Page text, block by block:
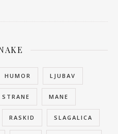
HUMOR LJUBAV
STRANE MANE
RASKID SLAGALICA